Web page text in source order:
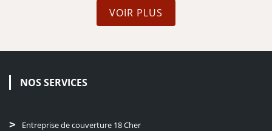
VOIR PLUS
NOS SERVICES
Entreprise de couverture 18 Cher